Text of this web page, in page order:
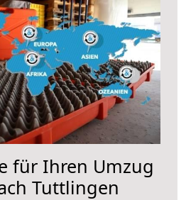
für Ihren Umzug
Tuttlingen